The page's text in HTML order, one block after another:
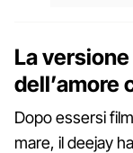
La
dell’amore
Dopo essersi
mare, il deejay